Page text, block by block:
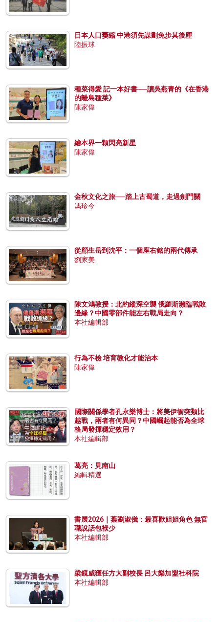
日本人口萎縮 中港須先謀劃免步其後塵
陸振球
種菜得愛 記一本好書──讀吳燕青的《在香港
的離島種菜》
陳家偉
繪本界一顆閃亮新星
陳家偉
金秋文化之旅──踏上古蜀道，走過劍門關
馮珍今
從顧生岳到沈平：一個座右銘的兩代傳承
劉家美
陳文鴻教授：北約縱深空襲 俄羅斯瀕臨戰敗
邊緣？中國零部件能左右戰局走向？
本社編輯部
行為不檢 培育教化才能治本
陳家偉
國際關係學者孔永樂博士：將美伊衝突類比
越戰，兩者有何異同？中國崛起能否為全球
格局發揮穩定效用？
本社編輯部
葛亮：見南山
編輯精選
書展2026｜葉劉淑儀：最喜歡姐姐角色 無官
職說話包袱少
本社編輯部
梁鏡威獲任方大副校長 呂大樂加盟社科院
本社編輯部